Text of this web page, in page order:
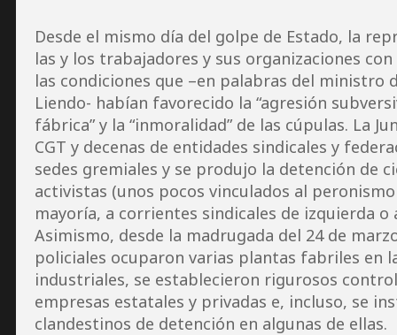
Desde el mismo día del golpe de Estado, la
las y los trabajadores y sus organizaciones
las condiciones que –en palabras del ministro
Liendo- habían favorecido la “agresión
fábrica” y la “inmoralidad” de las cúpulas. La
CGT y decenas de entidades sindicales y
sedes gremiales y se produjo la detención de
activistas (unos pocos vinculados al
mayoría, a corrientes sindicales de izquierda
Asimismo, desde la madrugada del 24 de
policiales ocuparon varias plantas fabriles en
industriales, se establecieron rigurosos
empresas estatales y privadas e, incluso, se
clandestinos de detención en algunas de ellas.